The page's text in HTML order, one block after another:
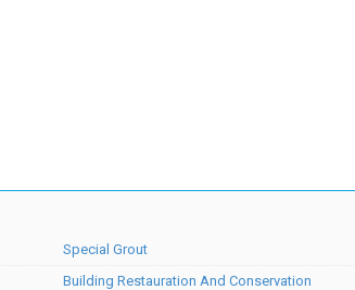
Special Grout
Building Restauration And Conservation